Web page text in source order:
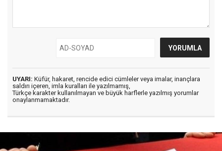
UYARI: Küfür, hakaret, rencide edici cümleler veya imalar, inançlara
saldırı içeren, imla kuralları ile yazılmamış,
Türkçe karakter kullanılmayan ve büyük harflerle yazılmış yorumlar
onaylanmamaktadır.